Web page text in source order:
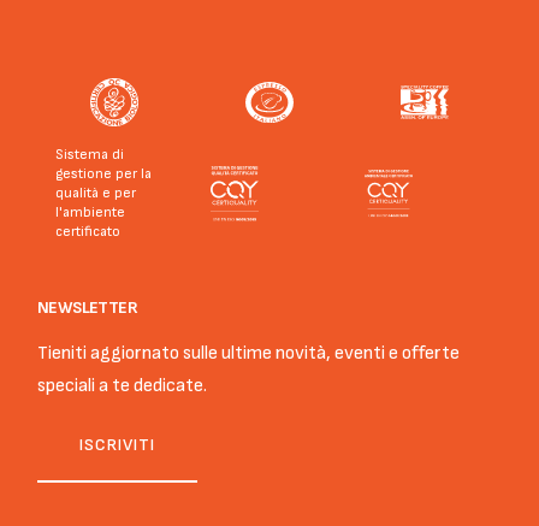
Sistema di
gestione per la
qualità e per
l'ambiente
certificato
NEWSLETTER
Tieniti aggiornato sulle ultime novità, eventi e offerte
speciali a te dedicate.
ISCRIVITI